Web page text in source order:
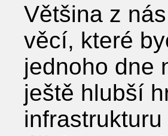
Většina z
věcí, které
jednoho dne
ještě hlubší